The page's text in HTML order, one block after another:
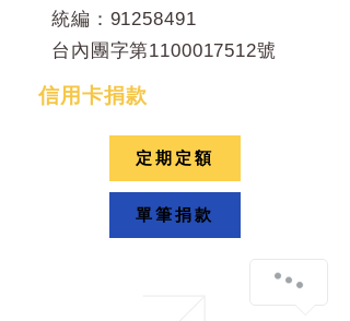
統編：91258491
​台內團字第1100017512號
信用卡捐款
定期定額
單筆捐款